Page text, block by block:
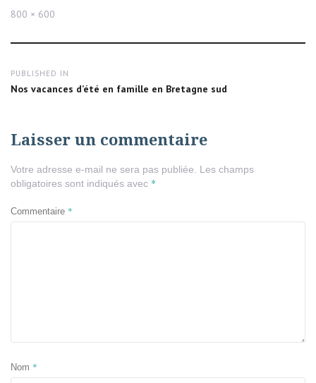
Full
800 × 600
de
PUBLISHED IN
Nos vacances d’été en famille en Bretagne sud
Laisser un commentaire
Votre adresse e-mail ne sera pas publiée.
Les champs
obligatoires sont indiqués avec *
Commentaire *
Nom *